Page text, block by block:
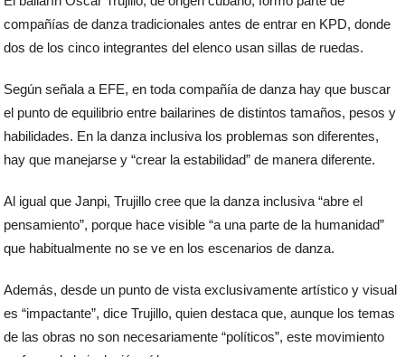
compañías de danza tradicionales antes de entrar en KPD, donde
dos de los cinco integrantes del elenco usan sillas de ruedas.
Según señala a EFE, en toda compañía de danza hay que buscar
el punto de equilibrio entre bailarines de distintos tamaños, pesos y
habilidades. En la danza inclusiva los problemas son diferentes,
hay que manejarse y “crear la estabilidad” de manera diferente.
Al igual que Janpi, Trujillo cree que la danza inclusiva “abre el
pensamiento”, porque hace visible “a una parte de la humanidad”
que habitualmente no se ve en los escenarios de danza.
Además, desde un punto de vista exclusivamente artístico y visual
es “impactante”, dice Trujillo, quien destaca que, aunque los temas
de las obras no son necesariamente “políticos”, este movimiento